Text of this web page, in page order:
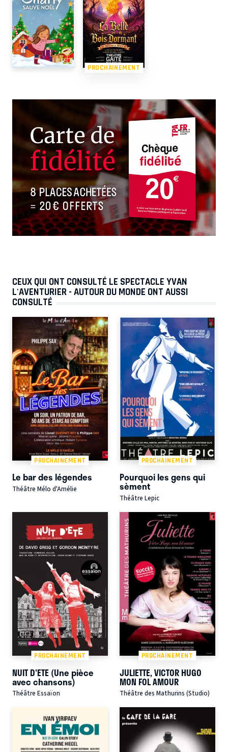
PROCHAINEMENT
CEUX QUI ONT CONSULTÉ LE SPECTACLE YVAN
L'AVENTURIER - AUTOUR DU MONDE ONT AUSSI
CONSULTÉ
PROCHAINEMENT
Le bar des légendes
Théâtre Mélo d'Amélie
PROCHAINEMENT
Pourquoi les gens qui
sèment
Théâtre Lepic
PROCHAINEMENT
NUIT D'ETE (Une pièce
avec chansons)
Théâtre Essaïon
PROCHAINEMENT
JULIETTE, VICTOR HUGO
MON FOL AMOUR
Théâtre des Mathurins (Studio)